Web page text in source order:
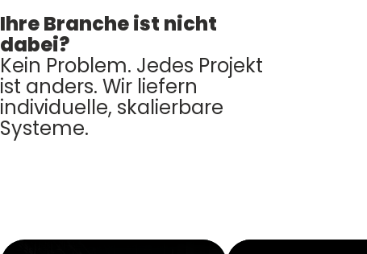
Ihre Branche ist nicht
dabei?
Kein Problem. Jedes Projekt
ist anders. Wir liefern
individuelle, skalierbare
Systeme.